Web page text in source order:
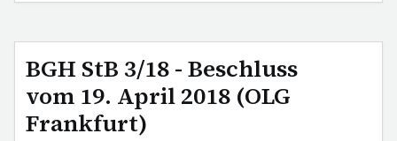
BGH StB 3/18 - Beschluss
vom 19. April 2018 (OLG
Frankfurt)